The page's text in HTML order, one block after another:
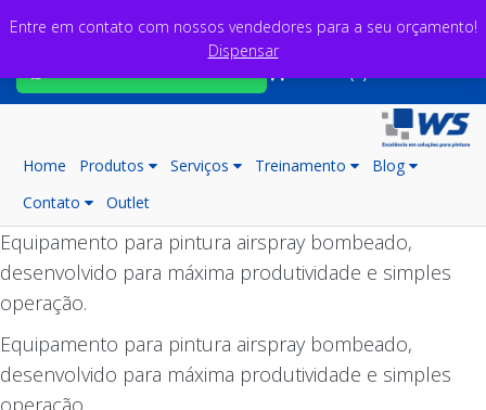
Home Produtos Serviços Treinamento
Blog
Contato
Outlet
Equipamento para pintura airspray bombeado,
desenvolvido para máxima produtividade e simples
operação.
Equipamento para pintura airspray bombeado,
desenvolvido para máxima produtividade e simples
operação.
Entre em contato com nossos vendedores para a seu orçamento!
Dispensar